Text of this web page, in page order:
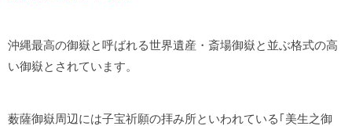
沖縄最高の御嶽と呼ばれる世界遺産・斎場御嶽と並ぶ格式の高
い御嶽とされています。
薮薩御嶽周辺には子宝祈願の拝み所といわれている｢美生之御